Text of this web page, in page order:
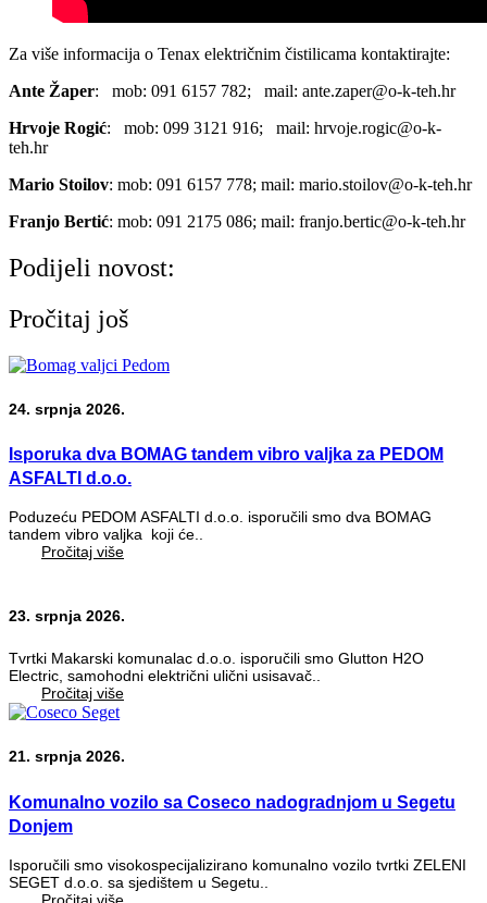
Za više informacija o Tenax električnim čistilicama kontaktirajte:
Ante Žaper: mob: 091 6157 782; mail: ante.zaper@o-k-teh.hr
Hrvoje Rogić: mob: 099 3121 916; mail: hrvoje.rogic@o-k-
teh.hr
Mario Stoilov: mob: 091 6157 778; mail: mario.stoilov@o-k-teh.hr
Franjo Bertić: mob: 091 2175 086; mail: franjo.bertic@o-k-teh.hr
Podijeli novost:
Pročitaj još
24. srpnja 2026.
Isporuka dva BOMAG tandem vibro valjka za PEDOM
ASFALTI d.o.o.
Poduzeću PEDOM ASFALTI d.o.o. isporučili smo dva BOMAG
tandem vibro valjka koji će..
Pročitaj više
23. srpnja 2026.
Tvrtki Makarski komunalac d.o.o. isporučili smo Glutton H2O
Electric, samohodni električni ulični usisavač..
Pročitaj više
21. srpnja 2026.
Komunalno vozilo sa Coseco nadogradnjom u Segetu
Donjem
Isporučili smo visokospecijalizirano komunalno vozilo tvrtki ZELENI
SEGET d.o.o. sa sjedištem u Segetu..
Pročitaj više